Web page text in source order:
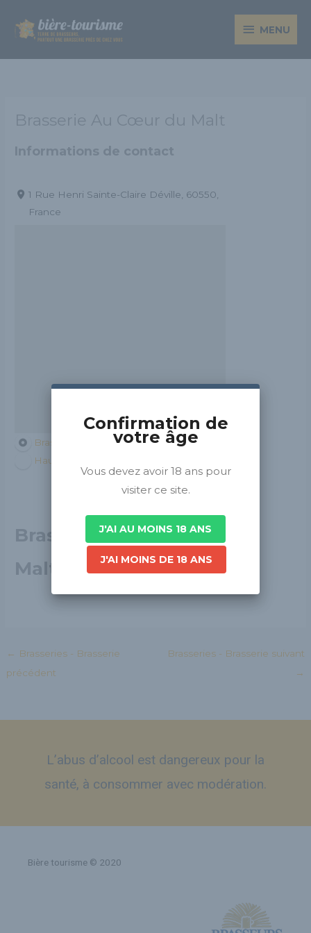
contenu
MENU
MENU
Brasserie Au Cœur du Malt
Informations de contact
1 Rue Henri Sainte-Claire Déville, 60550,
France
Brasseurs de France
Hauts-de-France
Brasserie Au Cœur du
Malt
← Brasseries - Brasserie
précédent
Brasseries - Brasserie suivant
→
L’abus d’alcool est dangereux pour la
santé, à consommer avec modération.
Bière tourisme © 2020
Confirmation de
votre âge
Vous devez avoir 18 ans pour
visiter ce site.
J'AI AU MOINS 18 ANS
J'AI MOINS DE 18 ANS